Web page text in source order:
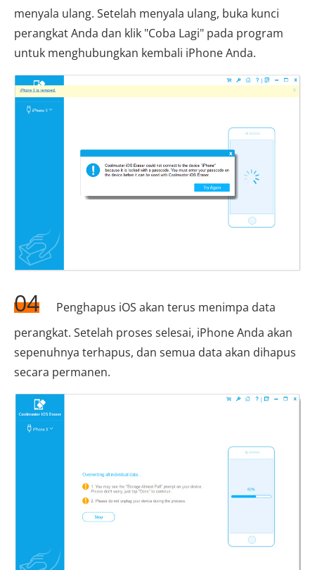
menyala ulang. Setelah menyala ulang, buka kunci
perangkat Anda dan klik "Coba Lagi" pada program
untuk menghubungkan kembali iPhone Anda.
04
Penghapus iOS akan terus menimpa data
perangkat. Setelah proses selesai, iPhone Anda akan
sepenuhnya terhapus, dan semua data akan dihapus
secara permanen.